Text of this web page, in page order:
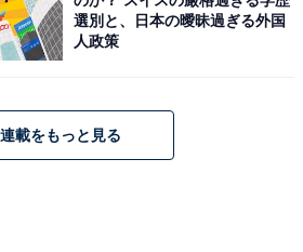
的地にしたいと思う「栃木県の道の駅」
選別と、日本の曖昧過ぎる外国
人政策
連載をもっと見る